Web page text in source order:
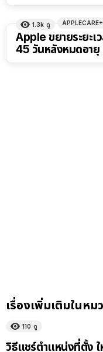
1.3k ดู APPLECARE+
Apple ขยายระยะ
45 วันหลังหมดอายุ
เรื่องเพิ่มเติมในหม
110 ดู
วิธีแชร์ตำแหน่งที่ตั้ง ใ